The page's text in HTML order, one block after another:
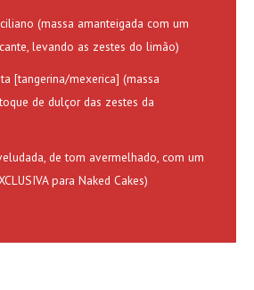
(massa amanteigada com um
levando as zestes do limão)
[tangerina/mexerica] (massa
de dulçor das zestes da
de tom avermelhado, com um
para Naked Cakes)